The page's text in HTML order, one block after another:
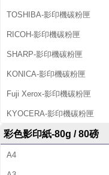
TOSHIBA-影印機碳粉匣
RICOH-影印機碳粉匣
SHARP-影印機碳粉匣
KONICA-影印機碳粉匣
Fuji Xerox-影印機碳粉匣
KYOCERA-影印機碳粉匣
彩色影印紙-80g / 80磅
A4